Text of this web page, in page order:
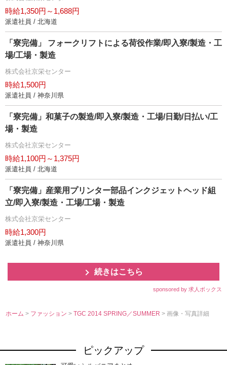
時給1,350円～1,688円
派遣社員 / 北海道
「寮完備」 フォークリフトによる荷役作業/即入寮/製造・工
場/工場・製造
株式会社京栄センター
時給1,500円
派遣社員 / 神奈川県
「寮完備」和菓子の製造/即入寮/製造・工場/日勤/日払い/工
場・製造
株式会社京栄センター
時給1,100円～1,375円
派遣社員 / 北海道
「寮完備」産業用プリンター部品インクジェットヘッド組
立/即入寮/製造・工場/工場・製造
株式会社京栄センター
時給1,300円
派遣社員 / 神奈川県
続きはこちら
sponsored by 求人ボックス
ホーム > ファッション>TGC 2014 SPRING／SUMMER> 画像・写真詳細
ピックアップ